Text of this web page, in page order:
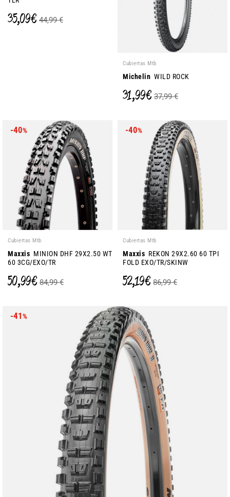
35,09 € 44,99 €
Cubiertas Mtb
Michelin WILD ROCK
31,99 € 37,99 €
-40%
Cubiertas Mtb
Maxxis MINION DHF 29X2.50 WT
60 3CG/EXO/TR
50,99 € 84,99 €
-40%
Cubiertas Mtb
Maxxis REKON 29X2.60 60 TPI
FOLD EXO/TR/SKINW
52,19 € 86,99 €
-41%